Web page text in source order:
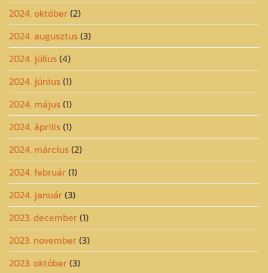
2024. október(2)
2024. augusztus(3)
2024. július(4)
2024. június(1)
2024. május(1)
2024. április(1)
2024. március(2)
2024. február(1)
2024. január(3)
2023. december(1)
2023. november(3)
2023. október(3)